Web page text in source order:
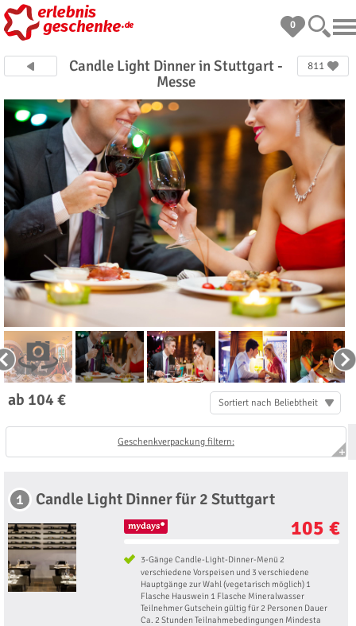
0
Candle Light Dinner in Stuttgart -
Messe
811
ab 104 € Sortiert nach Beliebtheit
Geschenkverpackung filtern:
1 Candle Light Dinner für 2 Stuttgart
105 €
3-Gänge Candle-Light-Dinner-Menü 2
verschiedene Vorspeisen und 3 verschiedene
Hauptgänge zur Wahl (vegetarisch möglich) 1
Flasche Hauswein 1 Flasche Mineralwasser
Teilnehmer Gutschein gültig für 2 Personen Dauer
Ca. 2 Stunden Teilnahmebedingungen Mindesta